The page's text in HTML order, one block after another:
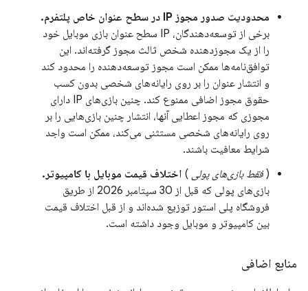
محدودیت صدور مجوز IP در سطح عنوان خاص پلتفرم.
برخی از توسعه‌دهندگان، IP سطح عنوان بازی موبایل خود
را از یک مجوزدهنده شخص ثالث مجوز گرفته‌اند. این
توافق‌نامه‌ها ممکن است مجوز توسعه‌دهنده را محدود کند
و انتشار عنوان را بر روی رایانه‌های شخصی بدون کسب
حقوق مجوز اضافی ممنوع کند. چنین بازی‌های IP دارای
مجوزی که مجوز اعطایی آنها، انتشار چنین بازی‌هایی را بر
روی رایانه‌های شخصی مستثنی می‌کند، ممکن است واجد
شرایط معافیت باشند.
(فقط بازی‌های پولی ) اختلاف قیمت موبایل با کامپیوتر.
بازی‌های پولی که قبل از 30 سپتامبر 2026 از طریق
فروشگاه پلی استور توزیع شده‌اند و از قبل اختلاف قیمت
بین کامپیوتر و موبایل وجود داشته است.
منابع اضافی